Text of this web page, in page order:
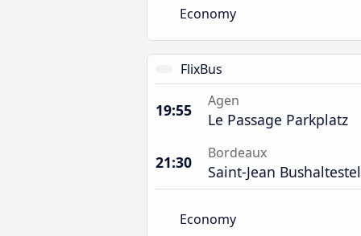
Economy
FlixBus
19:55 Agen
Le Passage Parkplatz
21:30 Bordeaux
Saint-Jean
Economy